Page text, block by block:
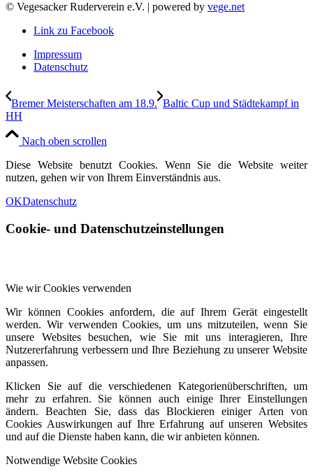
© Vegesacker Ruderverein e.V. | powered by vege.net
Link zu Facebook
Impressum
Datenschutz
Bremer Meisterschaften am 18.9. Baltic Cup und Städtekampf in
HH
Nach oben scrollen
Diese Website benutzt Cookies. Wenn Sie die Website weiter
nutzen, gehen wir von Ihrem Einverständnis aus.
OKDatenschutz
Cookie- und Datenschutzeinstellungen
Wie wir Cookies verwenden
Wir können Cookies anfordern, die auf Ihrem Gerät eingestellt
werden. Wir verwenden Cookies, um uns mitzuteilen, wenn Sie
unsere Websites besuchen, wie Sie mit uns interagieren, Ihre
Nutzererfahrung verbessern und Ihre Beziehung zu unserer Website
anpassen.
Klicken Sie auf die verschiedenen Kategorienüberschriften, um
mehr zu erfahren. Sie können auch einige Ihrer Einstellungen
ändern. Beachten Sie, dass das Blockieren einiger Arten von
Cookies Auswirkungen auf Ihre Erfahrung auf unseren Websites
und auf die Dienste haben kann, die wir anbieten können.
Notwendige Website Cookies